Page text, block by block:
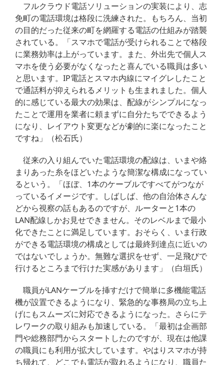
フルクラウド電話ソリューションの実装により、志
免町の電話環境は格段に洗練された。もちろん、当初
の目的だった従来の町を網羅する電話の仕組みが踏襲
されている。「スマホで電話が受けられることで格段
に業務効率は上がっています。また、外出先で個人ス
マホを使う必要がなくなったと喜んでいる職員は多い
と思います。IP電話とスマホ内線にマイグレしたこと
で通話料が抑えられるメリットも生まれました。個人
的に感じている最大の効果は、配線がシンプルになっ
たことで運用を業者に頼まずに自分たちでできるよう
になり、レイアウト変更などが劇的に楽になったこと
ですね」（松石氏）
従来の入り組んでいた電話環境の配線は、いまや絡
まりあった糸をほどいたような簡潔な構成になってい
るという。「ほぼ、1本のケーブルですべてがつなが
っているイメージです。しばしば、他の自治体さんな
どから視察の話もあるのですが、ルーターと1本の
LAN配線しかお見せできません。そのレベルまで最小
化できたことに満足しています。おそらく、いま行政
ができる電話環境の構成としては最終到達点に近いの
ではないでしょうか。無難な選択をせず、一足飛びで
行けるところまで行けた実感があります」（白垣氏）
職員がLANケーブルを挿すだけで簡単に多機能電話
機が設置できるようになり、緊急的な事務局の立ち上
げにもスムーズに対応できるようになった。さらにテ
レワークの取り組みも加速している。「最初は企画部
門や総務部門からスタートしたのですが、現在は他課
の職員にも利用が拡大しています。やはりスマホが持
ち帰れて、どこでも電話が取れるようになり、職員た